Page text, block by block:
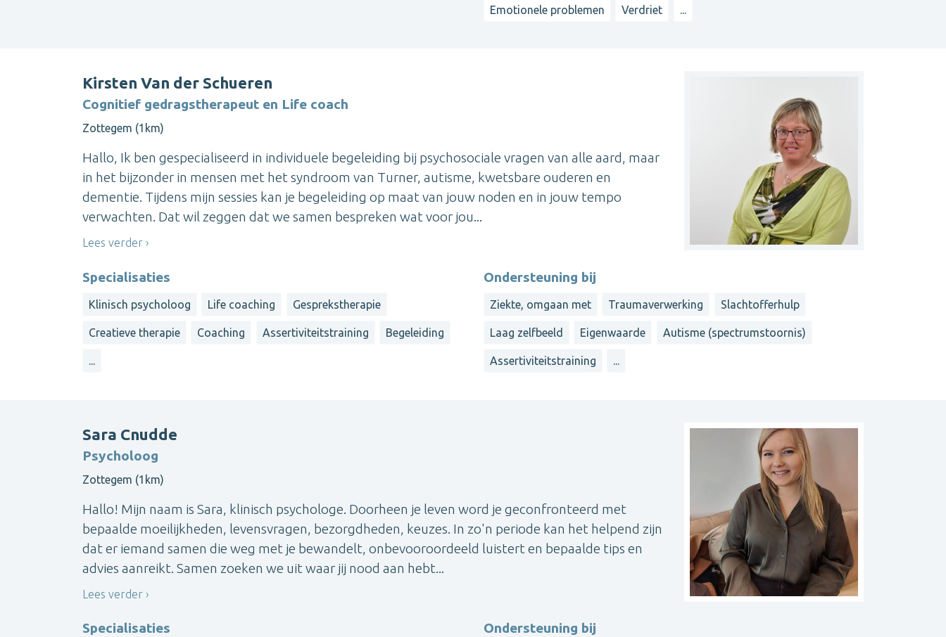
Emotionele problemen Verdriet
Kirsten Van der Schueren
Cognitief gedragstherapeut en Life coach
Zottegem (1km)
Hallo, Ik ben gespecialiseerd in individuele begeleiding bij psychosociale vragen van alle aard, maar
in het bijzonder in mensen met het syndroom van Turner, autisme, kwetsbare ouderen en
dementie. Tijdens mijn sessies kan je begeleiding op maat van jouw noden en in jouw tempo
verwachten. Dat wil zeggen dat we samen bespreken wat voor jou...
Lees verder
Specialisaties
Klinisch psycholoog Life coaching Gesprekstherapie
Creatieve therapie Coaching Assertiviteitstraining Begeleiding
...
Ondersteuning bij
Ziekte, omgaan met Traumaverwerking Slachtofferhulp
Laag zelfbeeld Eigenwaarde Autisme (spectrumstoornis)
Assertiviteitstraining ...
Sara Cnudde
Psycholoog
Zottegem (1km)
Hallo! Mijn naam is Sara, klinisch psychologe. Doorheen je leven word je geconfronteerd met
bepaalde moeilijkheden, levensvragen, bezorgdheden, keuzes. In zo'n periode kan het helpend zijn
dat er iemand samen die weg met je bewandelt, onbevooroordeeld luistert en bepaalde tips en
advies aanreikt. Samen zoeken we uit waar jij nood aan hebt...
Lees verder
Specialisaties Ondersteuning bij